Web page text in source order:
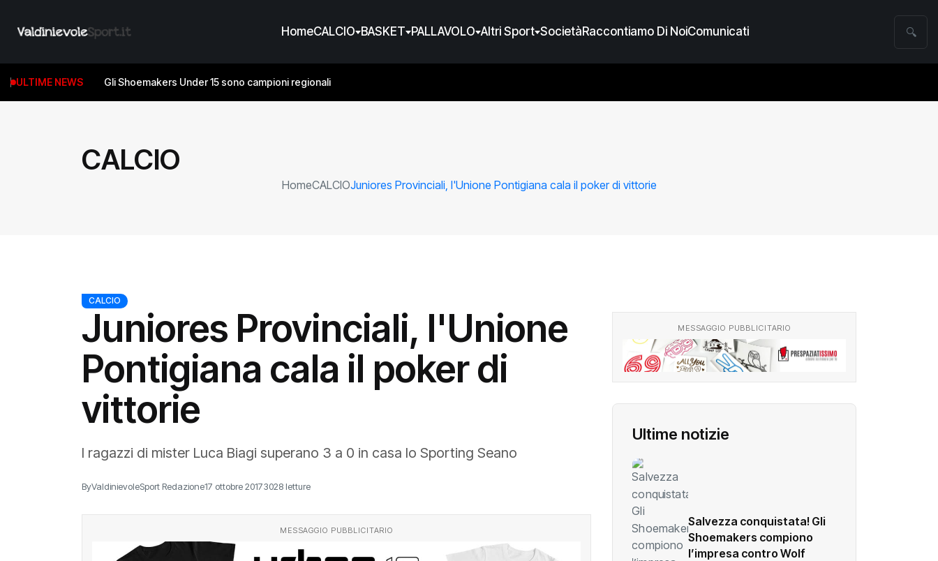
HomeCALCIO BASKET PALLAVOLO Altri Sport SocietàRaccontiamo Di NoiComunicati 🔍
ULTIME NEWS Gli Shoemakers Under 15 sono campioni regionali
CALCIO
HomeCALCIOJuniores Provinciali, l'Unione Pontigiana cala il poker di vittorie
CALCIO
Juniores Provinciali, l'Unione
Pontigiana cala il poker di
vittorie
I ragazzi di mister Luca Biagi superano 3 a 0 in casa lo Sporting Seano
ByValdinievoleSport Redazione17 ottobre 20173028 letture
MESSAGGIO PUBBLICITARIO
MESSAGGIO PUBBLICITARIO
Ultime notizie
Salvezza conquistata! Gli
Shoemakers compiono
l’impresa contro Wolf